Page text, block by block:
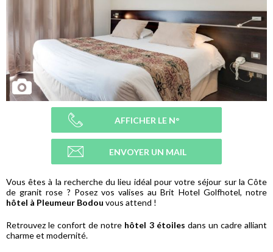
AFFICHER LE N°
ENVOYER UN MAIL
Vous êtes à la recherche du lieu idéal pour votre séjour sur la Côte
de granit rose ? Posez vos valises au Brit Hotel Golfhotel, notre
hôtel à Pleumeur Bodou vous attend !
Retrouvez le confort de notre hôtel 3 étoiles dans un cadre alliant
charme et modernité.